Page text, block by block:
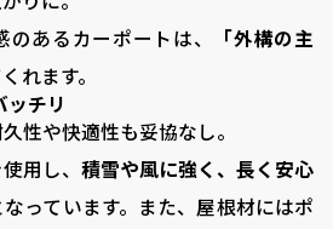
あるカーポートは、
「外構の主
れます。
チリ
性や快適性も妥協なし。
用し、 積雪や風に強く、長く安心
なっています。また、屋根材にはポ